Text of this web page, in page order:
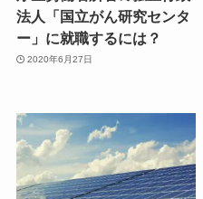
法人「国立がん研究センタ
ー」に就職するには？
2020年6月27日